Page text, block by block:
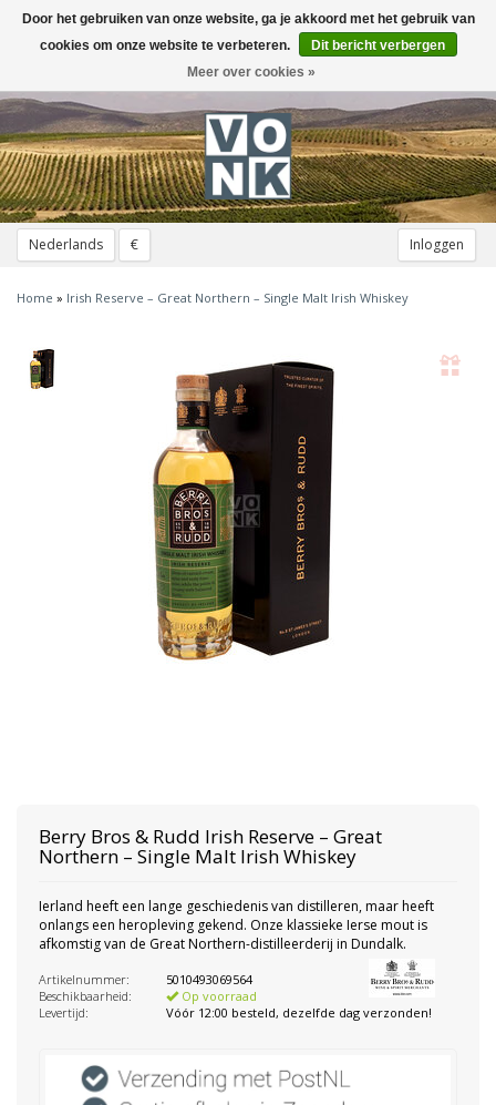
Nederlands € Inloggen
Toggle
navigation
Home » Irish Reserve – Great Northern – Single Malt Irish Whiskey
Berry Bros & Rudd Irish Reserve – Great
Northern – Single Malt Irish Whiskey
Ierland heeft een lange geschiedenis van distilleren, maar heeft
onlangs een heropleving gekend. Onze klassieke Ierse mout is
afkomstig van de Great Northern-distilleerderij in Dundalk.
Artikelnummer:
5010493069564
Beschikbaarheid:
Op voorraad
Levertijd:
Vóór 12:00 besteld, dezelfde dag verzonden!
Door het gebruiken van onze website, ga je akkoord met het gebruik van
cookies om onze website te verbeteren.
Dit bericht verbergen
Meer over cookies »